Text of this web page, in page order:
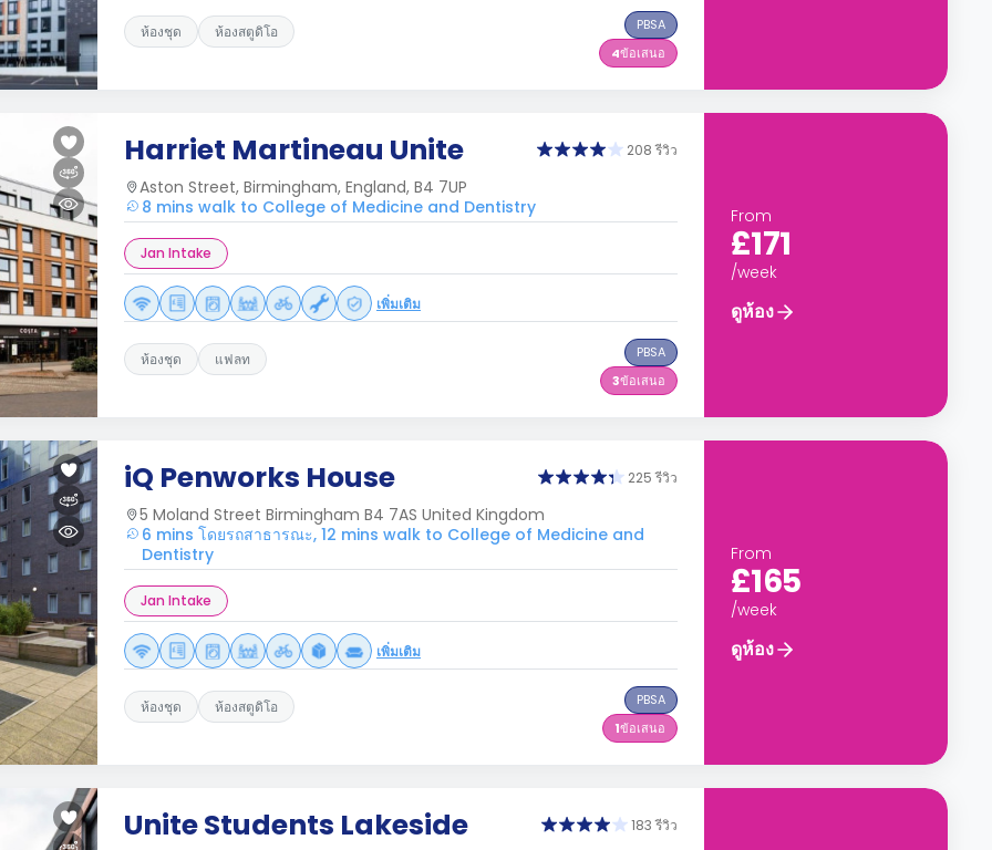
ห้องชุด ห้องสตูดิโอ
PBSA
4ข้อเสนอ
Harriet Martineau Unite 208 รีวิว
Aston Street, Birmingham, England, B4 7UP
8 mins walk to College of Medicine and Dentistry
Jan Intake
เพิ่มเติม
ห้องชุด แฟลท
PBSA
3ข้อเสนอ
From
£171
/week
ดูห้อง
iQ Penworks House 225 รีวิว
5 Moland Street Birmingham B4 7AS United Kingdom
6 mins โดยรถสาธารณะ, 12 mins walk to College of Medicine and
Dentistry
Jan Intake
เพิ่มเติม
ห้องชุด ห้องสตูดิโอ
PBSA
1ข้อเสนอ
From
£165
/week
ดูห้อง
Unite Students Lakeside 183 รีวิว